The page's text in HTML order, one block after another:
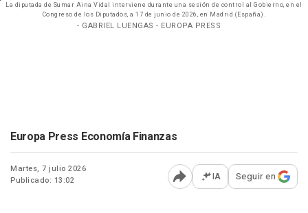
La diputada de Sumar Aina Vidal interviene durante una sesión de control al Gobierno, en el
Congreso de los Diputados, a 17 de junio de 2026, en Madrid (España).
- GABRIEL LUENGAS - EUROPA PRESS
Europa Press Economía Finanzas
Martes, 7 julio 2026
Publicado: 13:02
Abrir opciones para
IA Seguir en